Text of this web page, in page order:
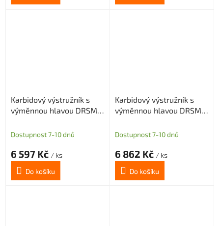
Karbidový výstružník s
výměnnou hlavou DRSMN
díru
Dostupnost 7-10 dnů
6 597 Kč / ks
Do košíku
Karbidový výstružník s
výměnnou hlavou DRSMN
díru
Dostupnost 7-10 dnů
6 862 Kč / ks
Do košíku